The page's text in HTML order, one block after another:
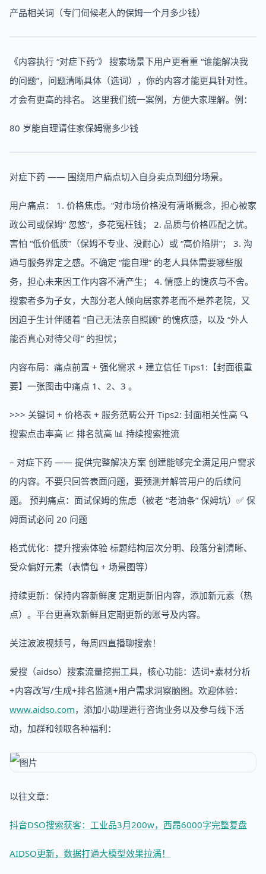
产品相关词（专门伺候老人的保姆一个月多少钱）
《内容执行 “对症下药”》 搜索场景下用户更看重 “谁能解决我
的问题”，问题清晰具体（选词），你的内容才能更具针对性。
才会有更高的排名。 这里我们统一案例，方便大家理解。例：
80 岁能自理请住家保姆需多少钱
对症下药 —— 围绕用户痛点切入自身卖点到细分场景。
用户痛点： 1. 价格焦虑。“对市场价格没有清晰概念，担心被家
政公司或保姆” 忽悠”，多花冤枉钱； 2. 品质与价格匹配之忧。
害怕 “低价低质”（保姆不专业、没耐心）或 “高价陷阱”； 3. 沟
通与服务界定之感。不确定 “能自理” 的老人具体需要哪些服
务，担心未来因工作内容不清产生； 4. 情感上的愧疚与不舍。
搜索者多为子女，大部分老人倾向居家养老而不是养老院，又
因迫于生计伴随着 “自己无法亲自照顾” 的愧疚感，以及 “外人
能否真心对待父母” 的担忧；
内容布局：痛点前置 + 强化需求 + 建立信任 Tips1:【封面很重
要】一张图击中痛点 1、2、3 。
>>> 关键词 + 价格表 + 服务范畴公开 Tips2: 封面相关性高 🔍
搜索点击率高 📈 排名就高 📊 持续搜索推流
– 对症下药 —— 提供完整解决方案 创建能够完全满足用户需求
的内容。不要只回答表面问题，要预测并解答用户的后续问
题。 预判痛点：面试保姆的焦虑（被老 “老油条” 保姆坑）✅ 保
姆面试必问 20 问题
格式优化：提升搜索体验 标题结构层次分明、段落分割清晰、
受众偏好元素（表情包 + 场景图等）
持续更新：保持内容新鲜度 定期更新旧内容，添加新元素（热
点）。平台更喜欢新鲜且定期更新的账号及内容。
关注波波视频号，每周四直播聊搜索！
爱搜（aidso）搜索流量挖掘工具，核心功能：选词+素材分析
+内容改写/生成+排名监测+用户需求洞察脑图。欢迎体验：
www.aidso.com，添加小助理进行咨询业务以及参与线下活
动，加群和领取各种福利：
以往文章：
抖音DSO搜索获客：工业品3月200w，西昂6000字完整复盘
AIDSO更新，数据打通大模型效果拉满！